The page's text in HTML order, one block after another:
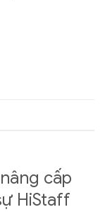
cấp
HiStaff